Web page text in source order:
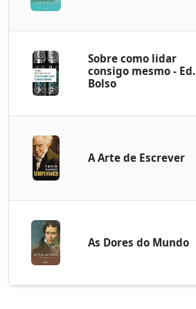
Sobre como lidar
consigo mesmo - Ed.
Bolso
A Arte de Escrever
As Dores do Mundo